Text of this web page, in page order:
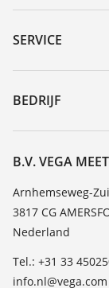
myVEGA
Downloads
DTM Collection/
SERVICE
Seminars
TeamViewer
BEDRIJF
Vacature
Over VEGA
Contact
Nieuws
Persberichten
Blog
B.V. VEGA
Arnhemseweg-
3817 CG
Nederland
Tel.: +31 33
info.nl@vega.com